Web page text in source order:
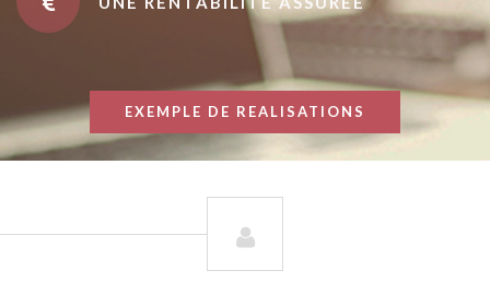
EXEMPLE DE REALISATIONS